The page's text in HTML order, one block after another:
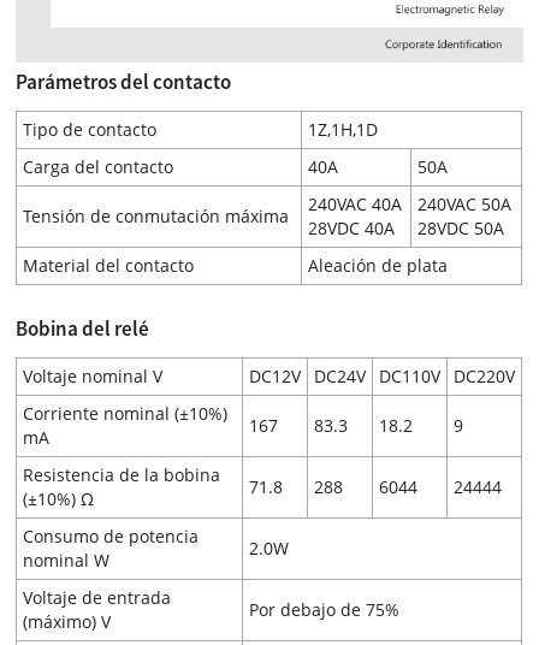
Parámetros del contacto
Tipo de contacto
1Z,1H,1D
Carga del contacto
40A 50A
Tensión de conmutación máxima
240VAC 40A
28VDC 40A
240VAC 50A
28VDC 50A
Material del contacto
Aleación de plata
Bobina del relé
Voltaje nominal V DC12V DC24V DC110V
DC220V
Corriente nominal (±10%)
mA
167 83.3 18.2 9
Resistencia de la bobina
(±10%) Ω
71.8 288 6044 24444
Consumo de potencia
nominal W
2.0W
Voltaje de entrada
(máximo) V
Por debajo de 75%